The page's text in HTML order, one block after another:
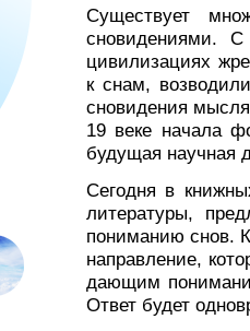
Существует
сновидениями.
цивилизациях
к снам,
сновидения
19 веке начала
будущая научная
Сегодня в
литературы,
пониманию снов.
направление,
дающим
Ответ будет